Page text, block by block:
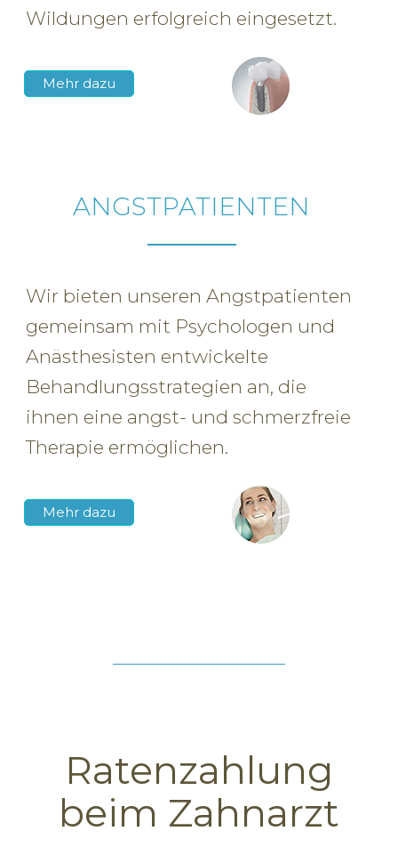
Wildungen erfolgreich eingesetzt.
Mehr dazu
ANGSTPATIENTEN
Wir bieten unseren Angstpatienten
gemeinsam mit Psychologen und
Anästhesisten entwickelte
Behandlungsstrategien an, die
ihnen eine angst- und schmerzfreie
Therapie ermöglichen.
Mehr dazu
Ratenzahlung
beim Zahnarzt